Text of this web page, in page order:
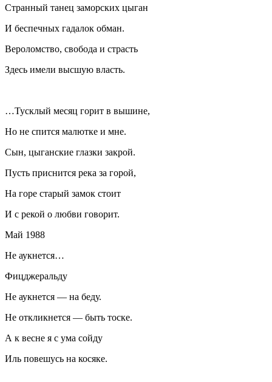
Странный танец заморских цыган
И беспечных гадалок обман.
Вероломство, свобода и страсть
Здесь имели высшую власть.
…Тусклый месяц горит в вышине,
Но не спится малютке и мне.
Сын, цыганские глазки закрой.
Пусть приснится река за горой,
На горе старый замок стоит
И с рекой о любви говорит.
Май 1988
Не аукнется…
Фицджеральду
Не аукнется — на беду.
Не откликнется — быть тоске.
А к весне я с ума сойду
Иль повешусь на косяке.